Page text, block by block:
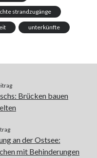
strandzugänge
unterkünfte
Brücken bauen
an der Ostsee:
mit Behinderungen